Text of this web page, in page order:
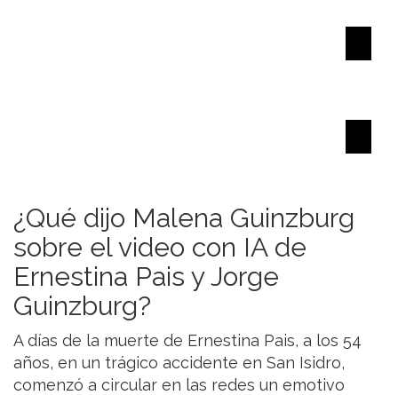
¿Qué dijo Malena Guinzburg
sobre el video con IA de
Ernestina Pais y Jorge
Guinzburg?
A días de la muerte de Ernestina Pais, a los 54
años, en un trágico accidente en San Isidro,
comenzó a circular en las redes un emotivo